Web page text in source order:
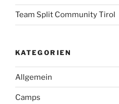
Team Split Community Tirol
KATEGORIEN
Allgemein
Camps